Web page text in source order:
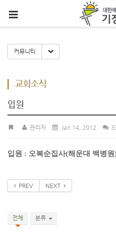
커뮤니티 Toggle Dropdown
교회소식
입원
관리자 Jan 14, 2012
입원 : 오복순집사(해운대 백병
PREV NEXT
전체 분류